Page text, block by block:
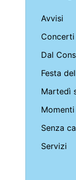
Avvisi
Concerti
Dal
Festa
Martedì
Senza
Servizi